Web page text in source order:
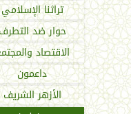
تراثنا الإسلامي
حوار ضد
الاقتصاد
داعمون
الأزهر الشريف